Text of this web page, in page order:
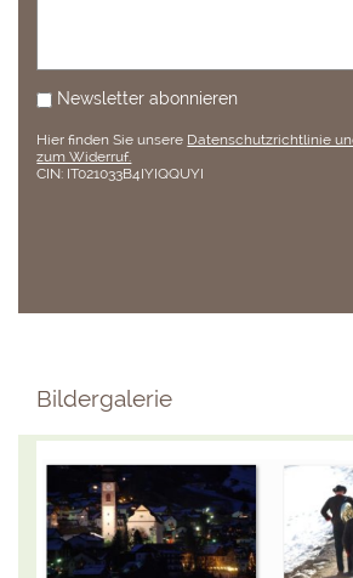
Newsletter abonnieren
Hier finden Sie unsere Datenschutzrichtlinie
zum Widerruf.
CIN: IT021033B4IYIQQUYI
Bildergalerie